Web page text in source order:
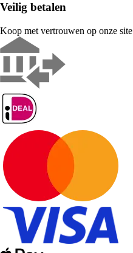
Veilig betalen
Koop met vertrouwen op onze site